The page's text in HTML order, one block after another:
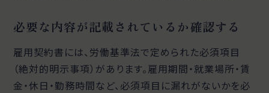
必要な内容が記載されているか確認する
雇用契約書には、労働基準法で定められた必須項目
（絶対的明示事項）があります。雇用期間・就業場所・賃
金・休日・勤務時間など、必須項目に漏れがないかを必